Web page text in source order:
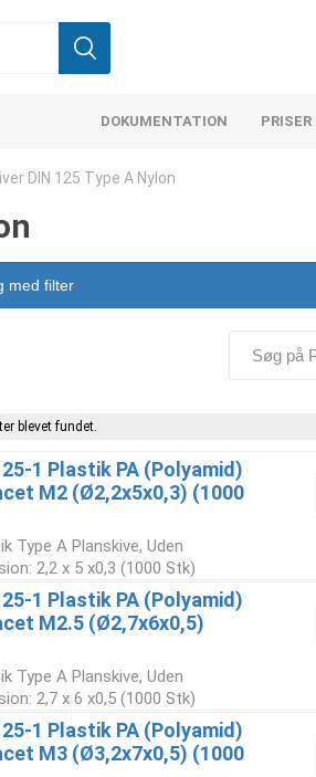
DOKUMENTATION PRISER
DIN 125 Type A Nylon
med filter
blevet fundet.
1 Plastik PA (Polyamid)
M2 (Ø2,2x5x0,3) (1000
Type A Planskive, Uden
2,2 x 5 x0,3 (1000 Stk)
1 Plastik PA (Polyamid)
M2.5 (Ø2,7x6x0,5)
Type A Planskive, Uden
2,7 x 6 x0,5 (1000 Stk)
1 Plastik PA (Polyamid)
M3 (Ø3,2x7x0,5) (1000